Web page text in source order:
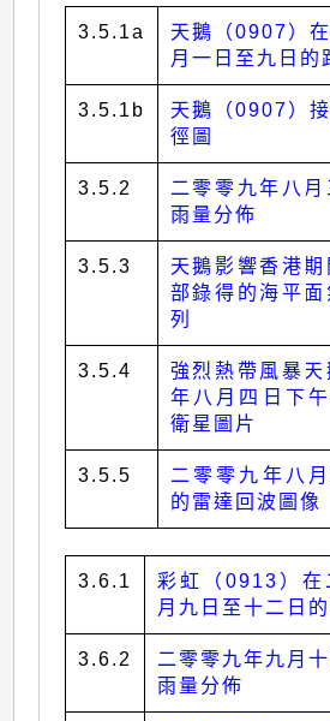
3.5.1a
天鵝（0907）
月一日至九日的
3.5.1b
天鵝（0907）
徑圖
3.5.2
二零零九年八
雨量分佈
3.5.3
天鵝影響香港
部錄得的海平
列
3.5.4
強烈熱帶風暴
年八月四日下
衛星圖片
3.5.5
二零零九年八
的雷達回波圖像
3.6.1
彩虹（0913）在
月九日至十二日
3.6.2
二零零九年九月
雨量分佈